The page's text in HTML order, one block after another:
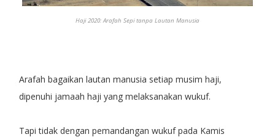
Haji 2020: Arafah Sepi tanpa Lautan Manusia
Arafah bagaikan lautan manusia setiap musim haji,
dipenuhi jamaah haji yang melaksanakan wukuf.
Tapi tidak dengan pemandangan wukuf pada Kamis